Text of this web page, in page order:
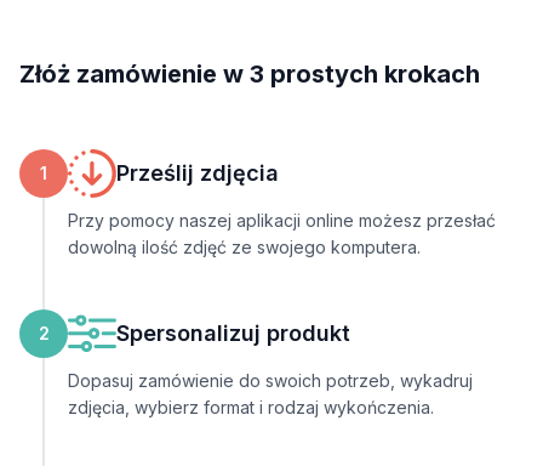
Złóż zamówienie w 3 prostych krokach
1 Prześlij zdjęcia
Przy pomocy naszej aplikacji online możesz przesłać
dowolną ilość zdjęć ze swojego komputera.
2 Spersonalizuj produkt
Dopasuj zamówienie do swoich potrzeb, wykadruj
zdjęcia, wybierz format i rodzaj wykończenia.